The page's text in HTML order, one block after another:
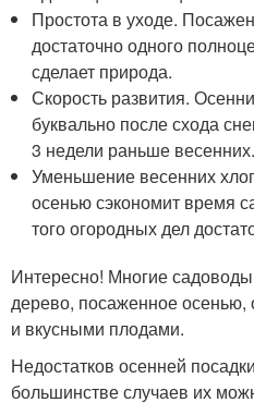
Простота в уходе.
достаточно одного
сделает природа.
Скорость развития.
буквально после схода
3 недели раньше весенних.
Уменьшение весенних
осенью сэкономит время
того огородных дел
Интересно! Многие
дерево, посаженное осенью,
и вкусными плодами.
Недостатков осенней
большинстве случаев их